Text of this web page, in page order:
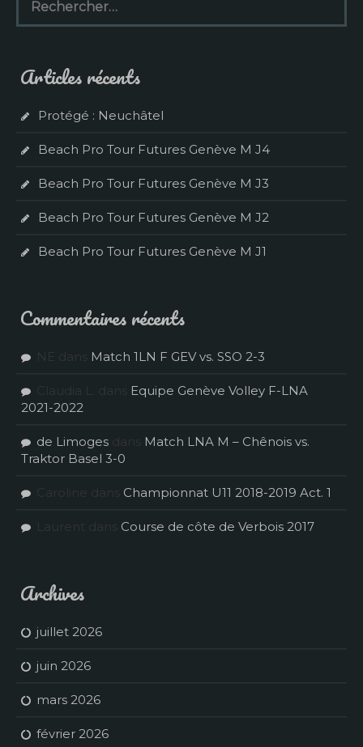
c
e
Articles récents
Protégé : Neuchâtel
Beach Pro Tour Futures Genève M J4
Beach Pro Tour Futures Genève M J3
Beach Pro Tour Futures Genève M J2
Beach Pro Tour Futures Genève M J1
Commentaires récents
NE dans Match 1LN F GEV vs. SSO 2-3
Claudia L. dans Equipe Genève Volley F-LNA
2021-2022
de Limoges dans Match LNA M – Chênois vs.
Traktor Basel 3-0
Caroline dans Championnat U11 2018-2019 Act. 1
Laurent dans Course de côte de Verbois 2017
Archives
juillet 2026
juin 2026
mars 2026
février 2026